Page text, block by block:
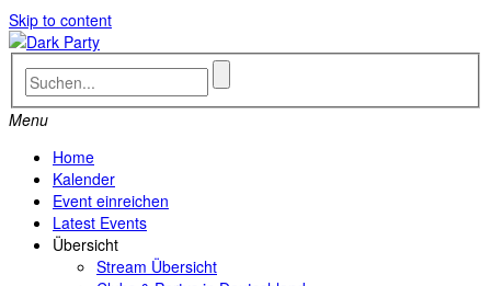
Skip to content
Menu
Home
Kalender
Event einreichen
Latest Events
Übersicht
Stream Übersicht